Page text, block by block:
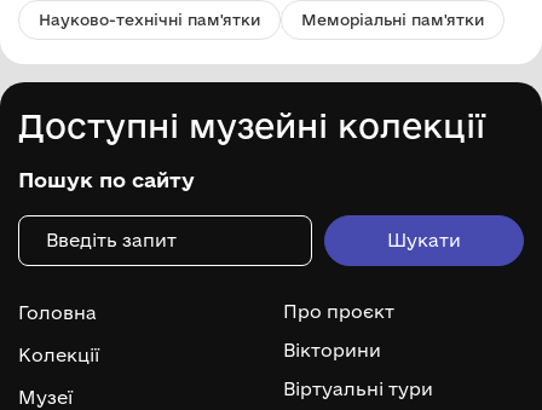
Науково-технічні пам'ятки Меморіальні пам'ятки
Доступні музейні колекції
Пошук по сайту
Головна
Колекції
Музеї
Про проєкт
Вікторини
Віртуальні тури